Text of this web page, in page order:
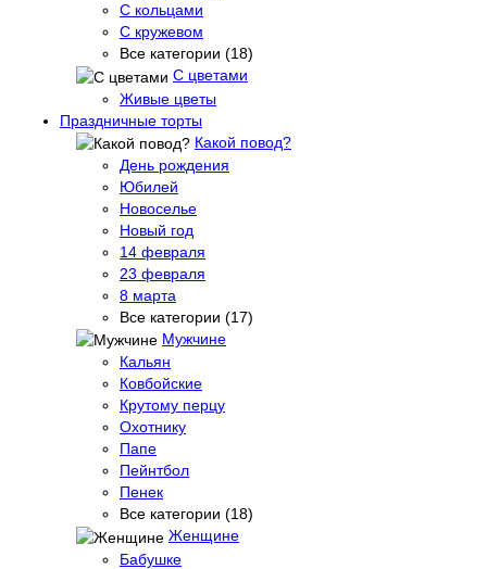
С кольцами
С кружевом
Все категории (18)
С цветами
Живые цветы
Праздничные торты
Какой повод?
День рождения
Юбилей
Новоселье
Новый год
14 февраля
23 февраля
8 марта
Все категории (17)
Мужчине
Кальян
Ковбойские
Крутому перцу
Охотнику
Папе
Пейнтбол
Пенек
Все категории (18)
Женщине
Бабушке